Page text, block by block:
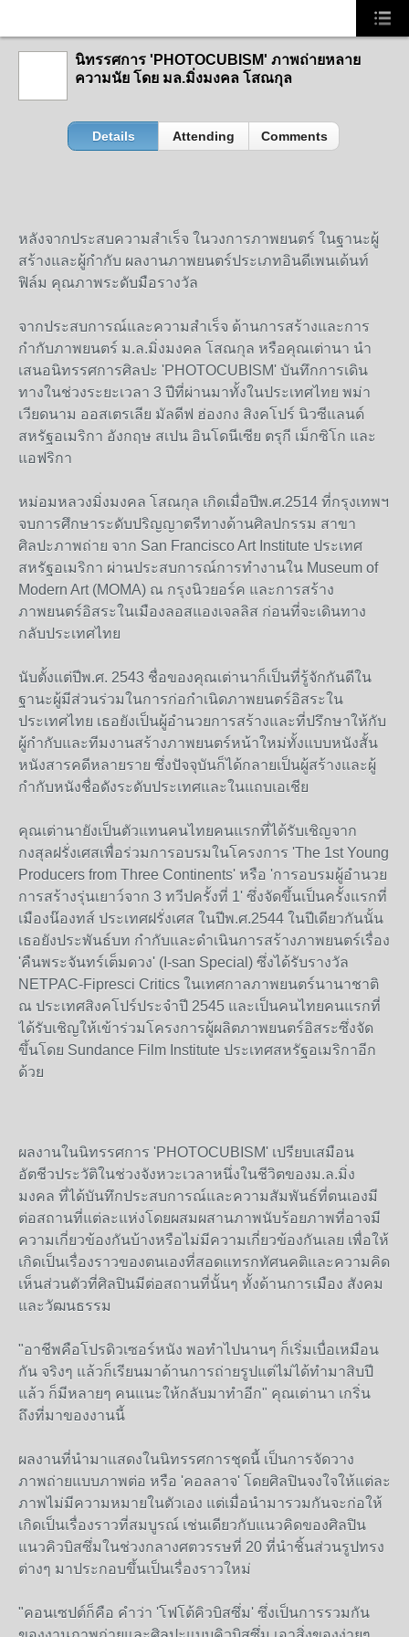
นิทรรศการ 'PHOTOCUBISM' ภาพถ่ายหลาย
ความนัย โดย มล.มิ่งมงคล โสณกุล
Details Attending Comments
หลังจากประสบความสำเร็จ ในวงการภาพยนตร์ ในฐานะผู้
สร้างและผู้กำกับ ผลงานภาพยนตร์ประเภทอินดีเพนเด้นท์
ฟิล์ม คุณภาพระดับมือรางวัล
จากประสบการณ์และความสำเร็จ ด้านการสร้างและการ
กำกับภาพยนตร์ ม.ล.มิ่งมงคล โสณกุล หรือคุณเต่านา นำ
เสนอนิทรรศการศิลปะ 'PHOTOCUBISM' บันทึกการเดิน
ทางในช่วงระยะเวลา 3 ปีที่ผ่านมาทั้งในประเทศไทย พม่า
เวียดนาม ออสเตรเลีย มัลดีฟ ฮ่องกง สิงคโปร์ นิวซีแลนด์
สหรัฐอเมริกา อังกฤษ สเปน อินโดนีเซีย ตรุกี เม็กซิโก และ
แอฟริกา
หม่อมหลวงมิ่งมงคล โสณกุล เกิดเมื่อปีพ.ศ.2514 ที่กรุงเทพฯ
จบการศึกษาระดับปริญญาตรีทางด้านศิลปกรรม สาขา
ศิลปะภาพถ่าย จาก San Francisco Art Institute ประเทศ
สหรัฐอเมริกา ผ่านประสบการณ์การทำงานใน Museum of
Modern Art (MOMA) ณ กรุงนิวยอร์ค และการสร้าง
ภาพยนตร์อิสระในเมืองลอสแองเจลลิส ก่อนที่จะเดินทาง
กลับประเทศไทย
นับตั้งแต่ปีพ.ศ. 2543 ชื่อของคุณเต่านาก็เป็นที่รู้จักกันดีใน
ฐานะผู้มีส่วนร่วมในการก่อกำเนิดภาพยนตร์อิสระใน
ประเทศไทย เธอยังเป็นผู้อำนวยการสร้างและที่ปรึกษาให้กับ
ผู้กำกับและทีมงานสร้างภาพยนตร์หน้าใหม่ทั้งแบบหนังสั้น
หนังสารคดีหลายราย ซึ่งปัจจุบันก็ได้กลายเป็นผู้สร้างและผู้
กำกับหนังชื่อดังระดับประเทศและในแถบเอเชีย
คุณเต่านายังเป็นตัวแทนคนไทยคนแรกที่ได้รับเชิญจาก
กงสุลฝรั่งเศสเพื่อร่วมการอบรมในโครงการ 'The 1st Young
Producers from Three Continents' หรือ 'การอบรมผู้อำนวย
การสร้างรุ่นเยาว์จาก 3 ทวีปครั้งที่ 1' ซึ่งจัดขึ้นเป็นครั้งแรกที่
เมืองน๊องทส์ ประเทศฝรั่งเศส ในปีพ.ศ.2544 ในปีเดียวกันนั้น
เธอยังประพันธ์บท กำกับและดำเนินการสร้างภาพยนตร์เรื่อง
'คืนพระจันทร์เต็มดวง' (I-san Special) ซึ่งได้รับรางวัล
NETPAC-Fipresci Critics ในเทศกาลภาพยนตร์นานาชาติ
ณ ประเทศสิงคโปร์ประจำปี 2545 และเป็นคนไทยคนแรกที่
ได้รับเชิญให้เข้าร่วมโครงการผู้ผลิตภาพยนตร์อิสระซึ่งจัด
ขึ้นโดย Sundance Film Institute ประเทศสหรัฐอเมริกาอีก
ด้วย
ผลงานในนิทรรศการ 'PHOTOCUBISM' เปรียบเสมือน
อัตชีวประวัติในช่วงจังหวะเวลาหนึ่งในชีวิตของม.ล.มิ่ง
มงคล ที่ได้บันทึกประสบการณ์และความสัมพันธ์ที่ตนเองมี
ต่อสถานที่แต่ละแห่งโดยผสมผสานภาพนับร้อยภาพที่อาจมี
ความเกี่ยวข้องกันบ้างหรือไม่มีความเกี่ยวข้องกันเลย เพื่อให้
เกิดเป็นเรื่องราวของตนเองที่สอดแทรกทัศนคติและความคิด
เห็นส่วนตัวที่ศิลปินมีต่อสถานที่นั้นๆ ทั้งด้านการเมือง สังคม
และวัฒนธรรม
"อาชีพคือโปรดิวเซอร์หนัง พอทำไปนานๆ ก็เริ่มเบื่อเหมือน
กัน จริงๆ แล้วก็เรียนมาด้านการถ่ายรูปแต่ไม่ได้ทำมาสิบปี
แล้ว ก็มีหลายๆ คนแนะให้กลับมาทำอีก" คุณเต่านา เกริ่น
ถึงที่มาของงานนี้
ผลงานที่นำมาแสดงในนิทรรศการชุดนี้ เป็นการจัดวาง
ภาพถ่ายแบบภาพต่อ หรือ 'คอลลาจ' โดยศิลปินจงใจให้แต่ละ
ภาพไม่มีความหมายในตัวเอง แต่เมื่อนำมารวมกันจะก่อให้
เกิดเป็นเรื่องราวที่สมบูรณ์ เช่นเดียวกับแนวคิดของศิลปิน
แนวคิวบิสซึ่มในช่วงกลางศตวรรษที่ 20 ที่นำชิ้นส่วนรูปทรง
ต่างๆ มาประกอบขึ้นเป็นเรื่องราวใหม่
"คอนเซปต์ก็คือ คำว่า 'โฟโต้คิวบิสซึ่ม' ซึ่งเป็นการรวมกัน